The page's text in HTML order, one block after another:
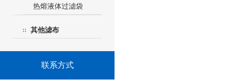
热熔液体过滤袋
其他滤布
联系方式